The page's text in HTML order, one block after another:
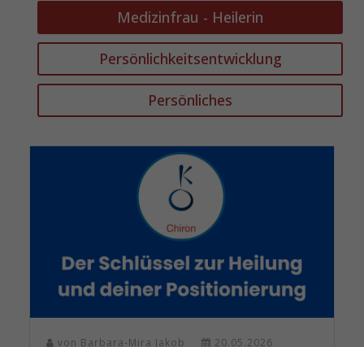
Medizinfrau - Heilerin
Persönlichkeitsentwicklung
Persönliches
von Barbara-Mira Jakob 20.05.2026